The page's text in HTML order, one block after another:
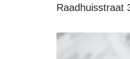
Raadhuisstraat